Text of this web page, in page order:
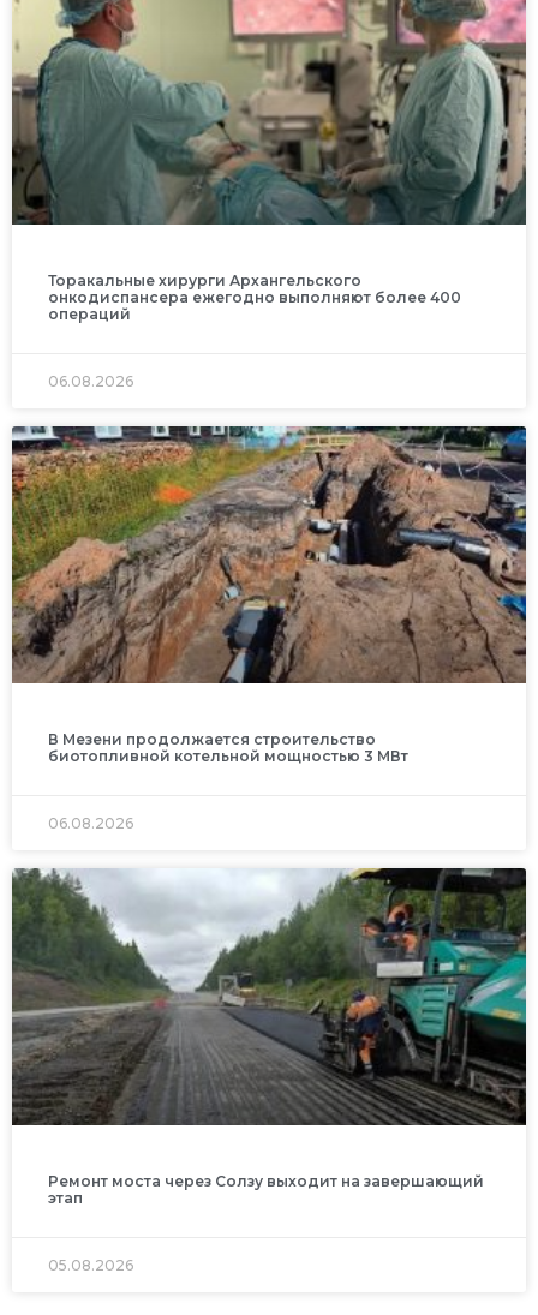
Торакальные хирурги Архангельского
онкодиспансера ежегодно выполняют более 400
операций
06.08.2026
В Мезени продолжается строительство
биотопливной котельной мощностью 3 МВт
06.08.2026
Ремонт моста через Солзу выходит на завершающий
этап
05.08.2026